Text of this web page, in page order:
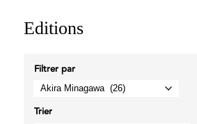
Editions
Filtrer par
Trier